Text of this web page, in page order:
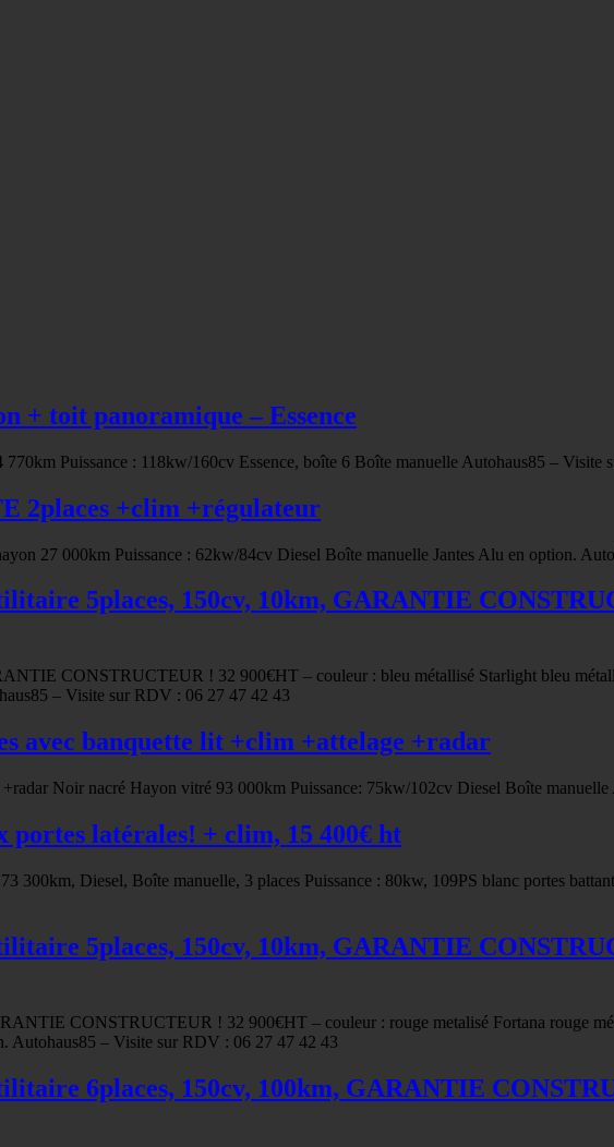
+ toit panoramique – Essence
Puissance : 118kw/160cv Essence, boîte 6 Boîte manuelle Autohaus85 – Visite
2places +clim +régulateur
27 000km Puissance : 62kw/84cv Diesel Boîte manuelle Jantes Alu en option.
5places, 150cv, 10km, GARANTIE
CONSTRUCTEUR ! 32 900€HT – couleur : bleu métallisé Starlight bleu
– Visite sur RDV : 06 27 47 42 43
avec banquette lit +clim +attelage +radar
Noir nacré Hayon vitré 93 000km Puissance: 75kw/102cv Diesel Boîte
latérales! + clim, 15 400€ ht
300km, Diesel, Boîte manuelle, 3 places Puissance : 80kw, 109PS blanc portes
5places, 150cv, 10km, GARANTIE
CONSTRUCTEUR ! 32 900€HT – couleur : rouge metalisé Fortana rouge
Autohaus85 – Visite sur RDV : 06 27 47 42 43
6places, 150cv, 100km, GARANTIE